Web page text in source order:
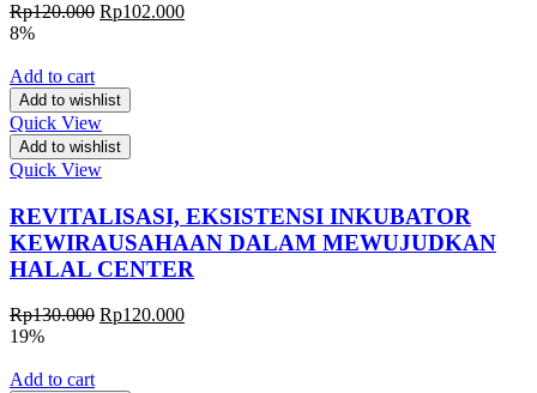
Rp120.000 Rp102.000
8%
Add to cart
Add to wishlist
Quick View
Add to wishlist
Quick View
REVITALISASI, EKSISTENSI INKUBATOR
KEWIRAUSAHAAN DALAM MEWUJUDKAN
HALAL CENTER
Rp130.000 Rp120.000
19%
Add to cart